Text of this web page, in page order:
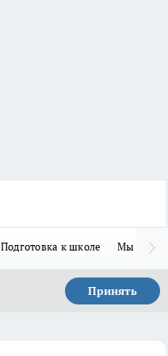
Подготовка к школе Мы в MAX
Принять